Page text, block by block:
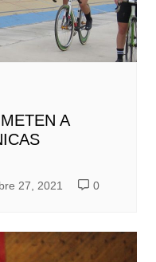
A
27, 2021 0